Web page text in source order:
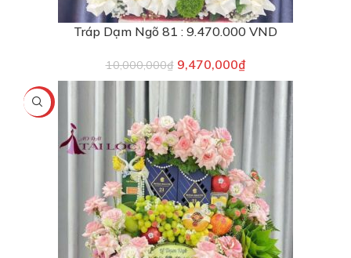
Tráp Dạm Ngõ 81 : 9.470.000 VND
10,000,000₫ 9,470,000₫
-2%